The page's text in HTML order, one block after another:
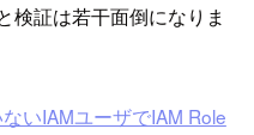
検証は若干面倒になりま
いIAMユーザでIAM Role